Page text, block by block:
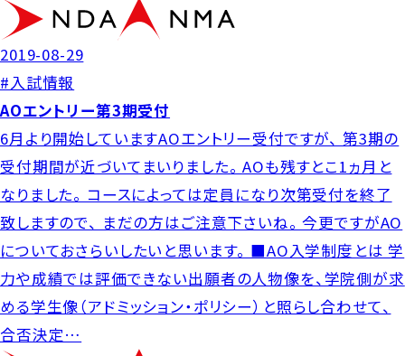
2019-08-29
#入試情報
AOエントリー第3期受付
6月より開始していますAOエントリー受付ですが、 第3期の
受付期間が近づいてまいりました。 AOも残すとこ1ヵ月と
なりました。 コースによっては定員になり次第受付を終了
致しますので、 まだの方はご注意下さいね。 今更ですがAO
についておさらいしたいと思います。 ■AO入学制度とは 学
力や成績では評価できない出願者の人物像を、学院側が求
める学生像（アドミッション・ポリシー）と照らし合わせて、
合否決定…